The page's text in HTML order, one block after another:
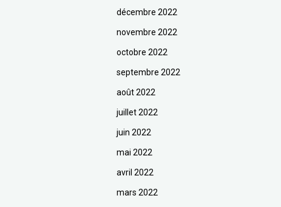
décembre 2022
novembre 2022
octobre 2022
septembre 2022
août 2022
juillet 2022
juin 2022
mai 2022
avril 2022
mars 2022